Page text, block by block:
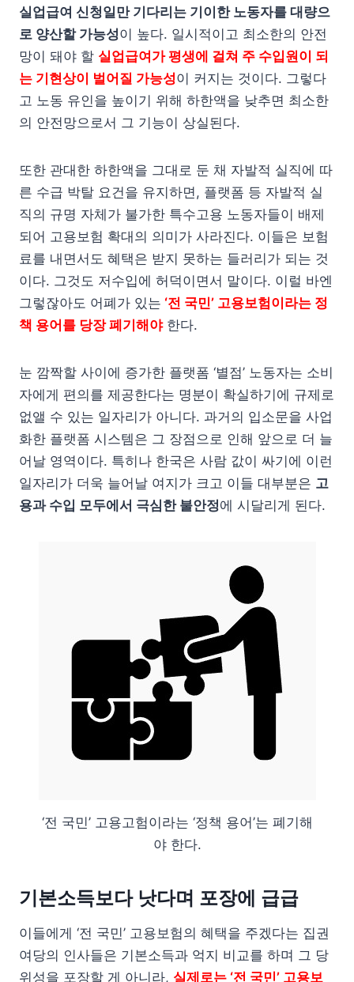
실업급여 신청일만 기다리는 기이한 노동자를 대량으
로 양산할 가능성이 높다. 일시적이고 최소한의 안전
망이 돼야 할 실업급여가 평생에 걸쳐 주 수입원이 되
는 기현상이 벌어질 가능성이 커지는 것이다. 그렇다
고 노동 유인을 높이기 위해 하한액을 낮추면 최소한
의 안전망으로서 그 기능이 상실된다.
또한 관대한 하한액을 그대로 둔 채 자발적 실직에 따
른 수급 박탈 요건을 유지하면, 플랫폼 등 자발적 실
직의 규명 자체가 불가한 특수고용 노동자들이 배제
되어 고용보험 확대의 의미가 사라진다. 이들은 보험
료를 내면서도 혜택은 받지 못하는 들러리가 되는 것
이다. 그것도 저수입에 허덕이면서 말이다. 이럴 바엔
그렇잖아도 어폐가 있는 ‘전 국민’ 고용보험이라는 정
책 용어를 당장 폐기해야한다.
눈 깜짝할 사이에 증가한 플랫폼 ‘별점’ 노동자는 소비
자에게 편의를 제공한다는 명분이 확실하기에 규제로
없앨 수 있는 일자리가 아니다. 과거의 입소문을 사업
화한 플랫폼 시스템은 그 장점으로 인해 앞으로 더 늘
어날 영역이다. 특히나 한국은 사람 값이 싸기에 이런
일자리가 더욱 늘어날 여지가 크고 이들 대부분은 고
용과 수입 모두에서 극심한 불안정에 시달리게 된다.
‘전 국민’ 고용고험이라는 ‘정책 용어’는 폐기해
야 한다.
기본소득보다 낫다며 포장에 급급
이들에게 ‘전 국민’ 고용보험의 혜택을 주겠다는 집권
여당의 인사들은 기본소득과 억지 비교를 하며 그 당
위성을 포장할 게 아니라, 실제로는 ‘전 국민’ 고용보